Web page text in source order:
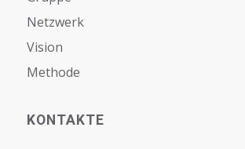
Netzwerk
Vision
Мethode
KONTAKTE